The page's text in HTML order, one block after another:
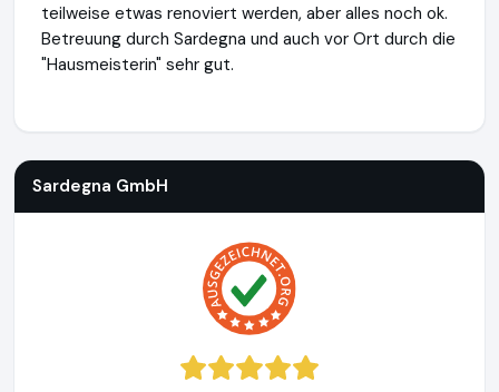
teilweise etwas renoviert werden, aber alles noch ok.
Betreuung durch Sardegna und auch vor Ort durch die
"Hausmeisterin" sehr gut.
Sardegna GmbH